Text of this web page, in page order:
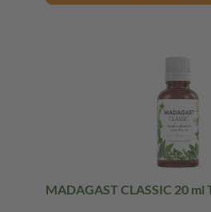
MADAGAST CLASSIC 20 ml